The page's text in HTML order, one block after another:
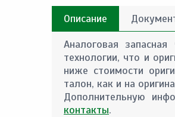
Описание
Аналоговая
технологии, что и
ниже стоимости
талон, как и на
Дополнительную
контакты.